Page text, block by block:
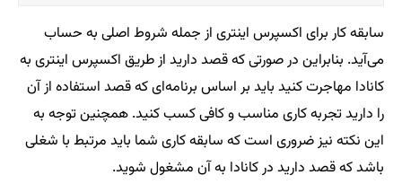
سابقه کار برای اکسپرس اینتری از جمله شروط اصلی به حساب
می‌آید. بنابراین در صورتی که قصد دارید از طریق اکسپرس اینتری به
کانادا مهاجرت کنید باید بر اساس برنامه‌ای که قصد استفاده از آن
را دارید تجربه کاری مناسب و کافی کسب کنید. همچنین توجه به
این نکته نیز ضروری است که سابقه کاری شما باید مرتبط با شغلی
باشد که قصد دارید در کانادا به آن مشغول شوید.